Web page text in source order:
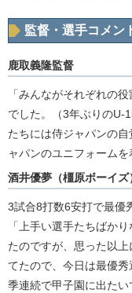
監督・選手コメン
鹿取義隆監督
「みんながそれぞれの
でした。（3年ぶりのU-
たちには侍ジャパンの
ャパンのユニフォームを
酒井優夢（橿原ボーイズ
3試合8打数6安打で最優
「上手い選手たちばか
たのですが、思った以
てたので、今日は最優
季連続で甲子園に出たい